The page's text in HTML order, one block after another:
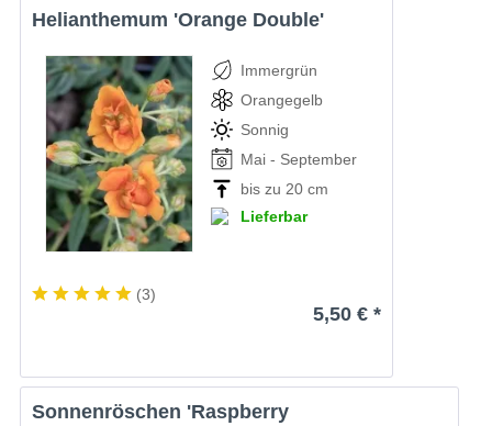
Helianthemum 'Orange Double'
Immergrün
Orangegelb
Sonnig
Mai - September
bis zu 20 cm
Lieferbar
(3)
5,50 € *
Sonnenröschen 'Raspberry